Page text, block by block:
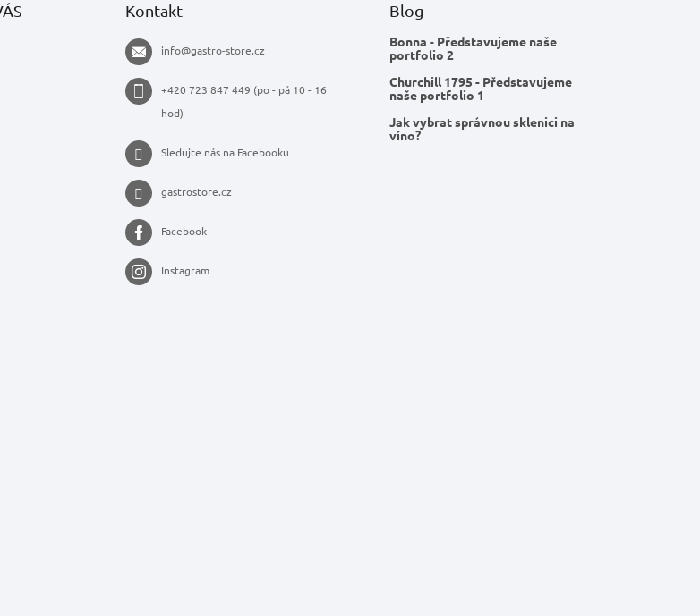
Kontakt
info@gastro-store.cz
+420 723 847 449 (po - pá 10 - 16
hod)
Sledujte nás na Facebooku
gastrostore.cz
Facebook
Instagram
Blog
Bonna - Představujeme naše
portfolio 2
Churchill 1795 - Představujeme
naše portfolio 1
Jak vybrat správnou sklenici na
víno?